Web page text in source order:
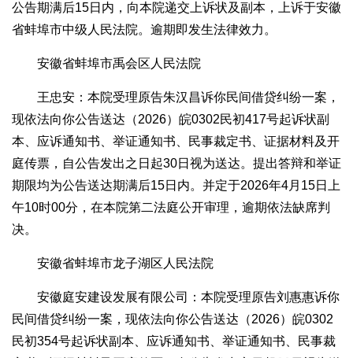
公告期满后15日内，向本院递交上诉状及副本，上诉于安徽
省蚌埠市中级人民法院。逾期即发生法律效力。
安徽省蚌埠市禹会区人民法院
王忠安：本院受理原告朱汉昌诉你民间借贷纠纷一案，
现依法向你公告送达（2026）皖0302民初417号起诉状副
本、应诉通知书、举证通知书、民事裁定书、证据材料及开
庭传票，自公告发出之日起30日视为送达。提出答辩和举证
期限均为公告送达期满后15日内。并定于2026年4月15日上
午10时00分，在本院第二法庭公开审理，逾期依法缺席判
决。
安徽省蚌埠市龙子湖区人民法院
安徽庭安建设发展有限公司：本院受理原告刘惠惠诉你
民间借贷纠纷一案，现依法向你公告送达（2026）皖0302
民初354号起诉状副本、应诉通知书、举证通知书、民事裁